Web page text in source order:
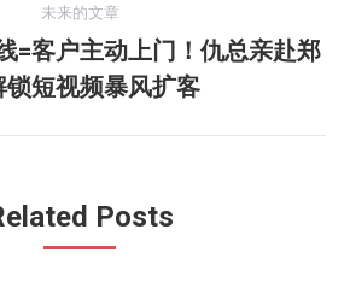
的
文
章：
未来的文章
未
来
的
=客户主动上门！仇总亲赴郑
锁短视频暴风扩客
Posts